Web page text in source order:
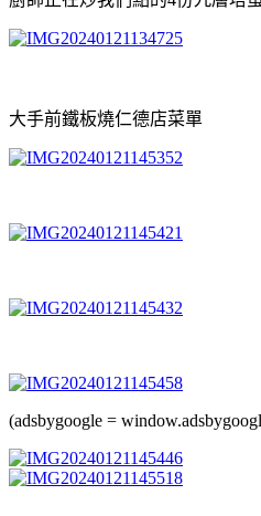
大手前鐵板燒仁德店菜單
(adsbygoogle =